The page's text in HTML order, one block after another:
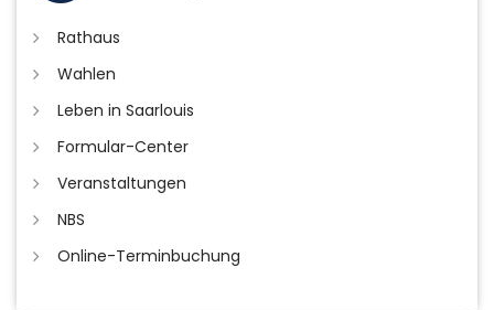
Rathaus
Wahlen
Leben in Saarlouis
Formular-Center
Veranstaltungen
NBS
Online-Terminbuchung